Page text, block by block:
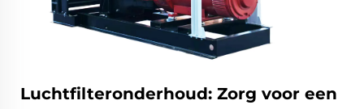
Luchtfilteronderhoud: Zorg voor een